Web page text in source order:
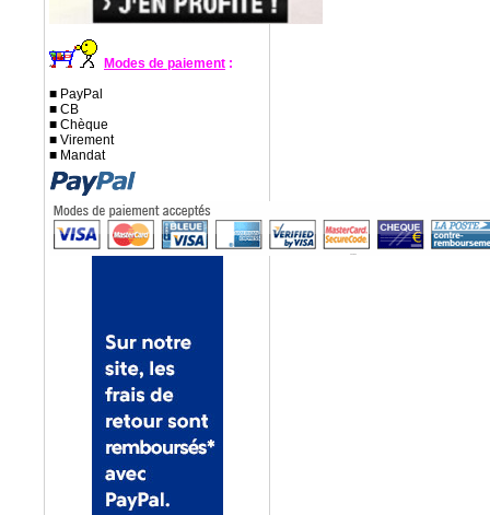
Modes de paiement :
■ PayPal
■ CB
■ Chèque
■ Virement
■ Mandat